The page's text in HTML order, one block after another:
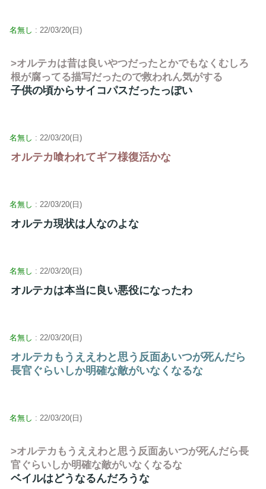
名無し : 22/03/20(日)
>オルテカは昔は良いやつだったとかでもなくむしろ
根が腐ってる描写だったので救われん気がする
子供の頃からサイコパスだったっぽい
名無し : 22/03/20(日)
オルテカ喰われてギフ様復活かな
名無し : 22/03/20(日)
オルテカ現状は人なのよな
名無し : 22/03/20(日)
オルテカは本当に良い悪役になったわ
名無し : 22/03/20(日)
オルテカもうええわと思う反面あいつが死んだら
長官ぐらいしか明確な敵がいなくなるな
名無し : 22/03/20(日)
>オルテカもうええわと思う反面あいつが死んだら長
官ぐらいしか明確な敵がいなくなるな
ベイルはどうなるんだろうな